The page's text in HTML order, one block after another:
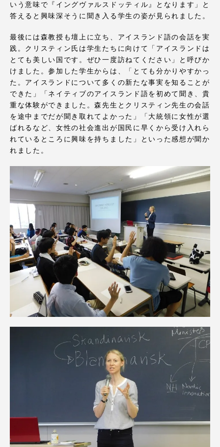
いう意味で『イングヴァルスドッティル』となります」と
答えると興味深そうに聞き入る学生の姿が見られました。
最後には森教授も壇上に立ち、アイスランド語の会話を実
践。クリスティン氏は学生たちに向けて「アイスランドは
とても美しい国です。ぜひ一度訪ねてください」と呼びか
けました。参加した学生からは、「とても分かりやすかっ
た。アイスランドについて多くの新たな事実を知ることが
できた」「ネイティブのアイスランド語を初めて聞き、貴
重な体験ができました。森先生とクリスティン先生の会話
を途中までだが聞き取れてよかった」「大統領に女性が選
ばれるなど、女性の社会進出が国民に早くから受け入れら
れているところに興味を持ちました」といった感想が聞か
れました。
TOKAIスポーツ
ニュースリリース
卒業にあたってのアンケート
教育研究上の目的及び養成する人材像と３つの
資料請求 お問い合わせ
在学生・保護者向けポータル（TIPS） 本学教職員向け情報